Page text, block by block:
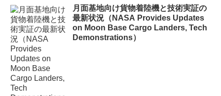
月面基地向け貨物着陸機と技術実証の
最新状況（NASA Provides Updates
on Moon Base Cargo Landers, Tech
Demonstrations）